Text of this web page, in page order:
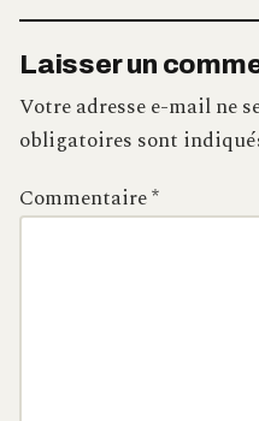
Laisser un
Votre adresse e-mail ne
obligatoires sont
Commentaire*